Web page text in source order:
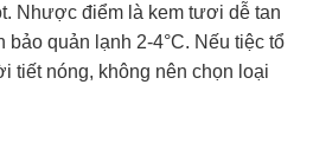
Nhược điểm là kem tươi dễ tan
bảo quản lạnh 2-4°C. Nếu tiệc tổ
tiết nóng, không nên chọn loại